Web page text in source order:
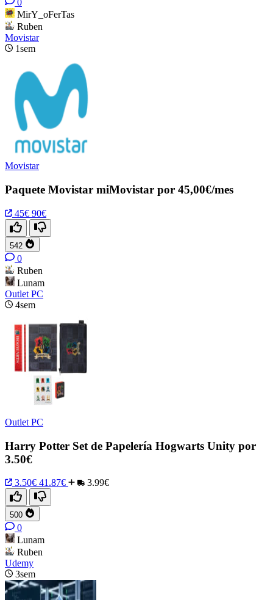
0
MirY_oFerTas
Ruben
Movistar
1sem
Movistar
Paquete Movistar miMovistar por 45,00€/mes
45€ 90€
542
0
Ruben
Lunam
Outlet PC
4sem
Outlet PC
Harry Potter Set de Papelería Hogwarts Unity por
3.50€
3.50€ 41.87€ 3.99€
500
0
Lunam
Ruben
Udemy
3sem